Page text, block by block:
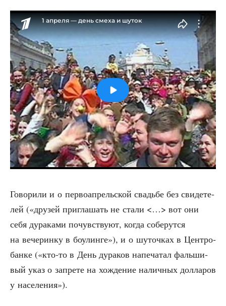
Гово­ри­ли и о пер­во­ап­рель­ской сва­дьбе без сви­де­те­
лей («дру­зей при­гла­шать не ста­ли <…> вот они
себя дура­ка­ми почув­ству­ют, когда собе­рут­ся
на вече­рин­ку в боулин­ге»), и о шуточ­ках в Цен­тро­
бан­ке («кто-то в День дура­ков напе­ча­тал фаль­ши­
вый указ о запре­те на хож­де­ние налич­ных дол­ла­ров
у населения»).